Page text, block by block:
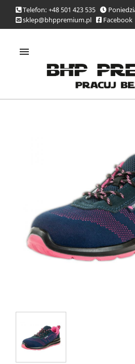
Telefon: +48 501 423 535
sklep@bhppremium.pl
Facebook
